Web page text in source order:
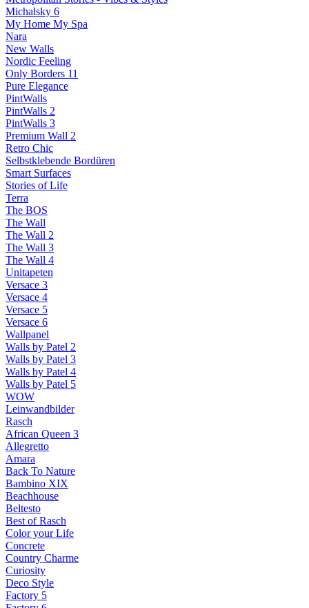
Michalsky 6
My Home My Spa
Nara
New Walls
Nordic Feeling
Only Borders 11
Pure Elegance
PintWalls
PintWalls 2
PintWalls 3
Premium Wall 2
Retro Chic
Selbstklebende Bordüren
Smart Surfaces
Stories of Life
Terra
The BOS
The Wall
The Wall 2
The Wall 3
The Wall 4
Unitapeten
Versace 3
Versace 4
Versace 5
Versace 6
Wallpanel
Walls by Patel 2
Walls by Patel 3
Walls by Patel 4
Walls by Patel 5
WOW
Leinwandbilder
Rasch
African Queen 3
Allegretto
Amara
Back To Nature
Bambino XIX
Beachhouse
Beltesto
Best of Rasch
Color your Life
Concrete
Country Charme
Curiosity
Deco Style
Factory 5